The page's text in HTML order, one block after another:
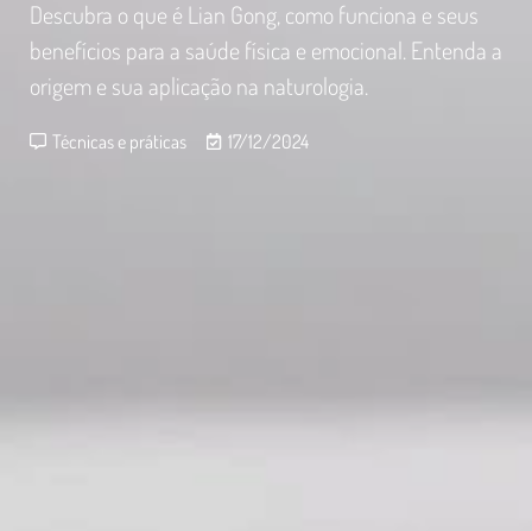
Descubra o que é Lian Gong, como funciona e seus
benefícios para a saúde física e emocional. Entenda a
origem e sua aplicação na naturologia.
Técnicas e práticas 17/12/2024